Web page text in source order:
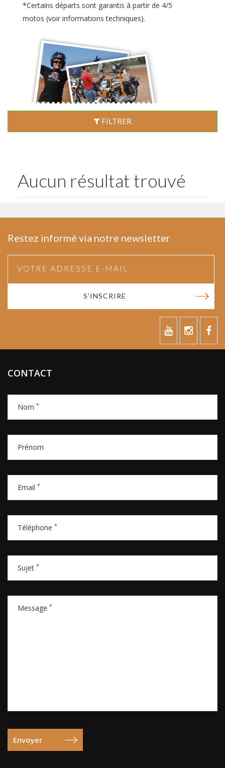
*Certains départs sont garantis à partir de 4/5
motos (voir informations techniques).
FILTRER
Aucun résultat trouvé
Restez informé via notre newsletter
S'INSCRIRE
CONTACT
Nom *
Prénom
Email *
Téléphone *
Sujet *
Message *